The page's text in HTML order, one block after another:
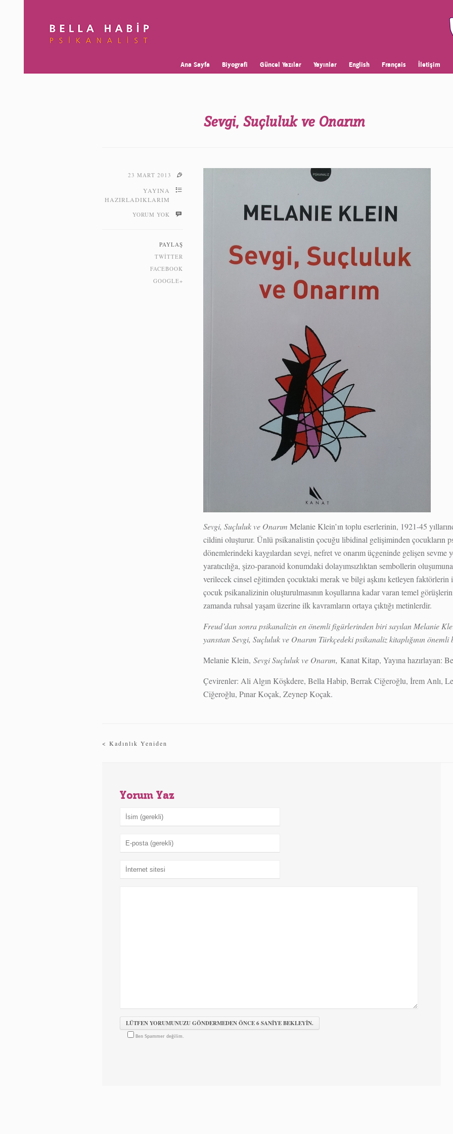
Ana Sayfa Biyografi Güncel Yazılar Yayınlar English Français İletişim
Sevgi, Suçluluk ve Onarım
Sevgi, Suçluluk ve Onarım Melanie Klein’ın toplu eserlerinin, 1921-45
cildini oluşturur. Ünlü psikanalistin çocuğu libidinal gelişiminden çocukların
dönemlerindeki kaygılardan sevgi, nefret ve onarım üçgeninde gelişen sevme
yaratıcılığa, şizo-paranoid konumdaki dolayımsızlıktan sembollerin
verilecek cinsel eğitimden çocuktaki merak ve bilgi aşkını ketleyen faktörlerin
çocuk psikanalizinin oluşturulmasının koşullarına kadar varan temel
zamanda ruhsal yaşam üzerine ilk kavramların ortaya çıktığı metinlerdir.
Freud’dan sonra psikanalizin en önemli figürlerinden biri sayılan Melanie
yansıtan Sevgi, Suçluluk ve Onarım Türkçedeki psikanaliz kitaplığının
Melanie Klein, Sevgi Suçluluk ve Onarım, Kanat Kitap, Yayına hazırlayan:
Çevirenler: Ali Algın Köşkdere, Bella Habip, Berrak Ciğeroğlu, İrem Anlı,
Ciğeroğlu, Pınar Koçak, Zeynep Koçak.
e
23 MART 2013
4
YAYINA
HAZIRLADIKLARIM
b
YORUM YOK
PAYLAŞ
TWITTER
FACEBOOK
GOOGLE+
Kadınlık Yeniden
Yorum Yaz
Ben Spammer değilim.